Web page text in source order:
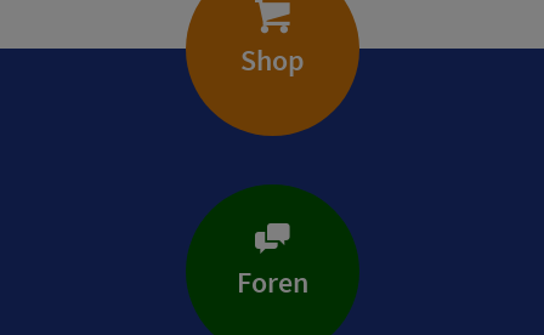
Shop
Foren